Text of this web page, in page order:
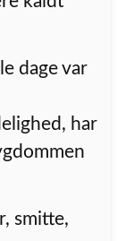
dage var
har
smitte,